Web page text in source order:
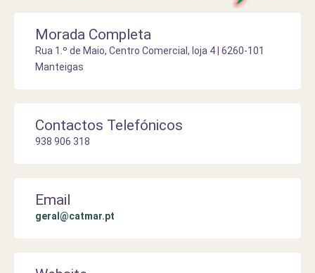
Morada Completa
Rua 1.º de Maio, Centro Comercial, loja 4 | 6260-101
Manteigas
Contactos Telefónicos
938 906 318
Email
geral@catmar.pt